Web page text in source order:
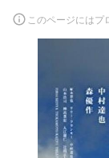
このページには